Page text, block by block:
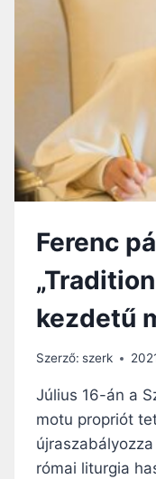
Ferenc
kezdetű
Szerző: szerk
Július 16-án a
motu propriót
római liturgia